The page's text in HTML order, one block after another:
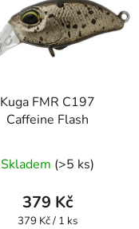
Kuga FMR C197
Caffeine Flash
Skladem (>5 ks)
379 Kč
Měrná
379 Kč / 1 ks